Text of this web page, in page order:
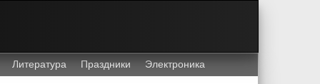
Литература Праздники Электроника